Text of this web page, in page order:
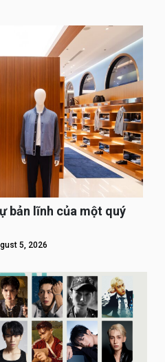
bản lĩnh của một quý
5, 2026